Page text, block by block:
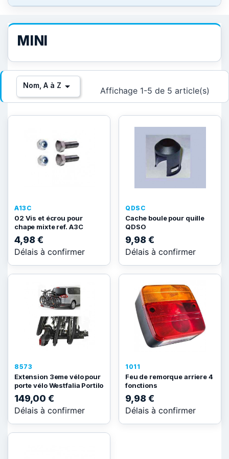
MINI
Nom, A à Z  Affichage 1-5 de 5 article(s)
A13C
02 Vis et écrou pour
chape mixte ref. A3C
4,98 €
Délais à confirmer
QDSC
Cache boule pour quille
QDSO
9,98 €
Délais à confirmer
8573
Extension 3eme vélo pour
porte vélo Westfalia Portilo
149,00 €
Délais à confirmer
1011
Feu de remorque arriere 4
fonctions
9,98 €
Délais à confirmer